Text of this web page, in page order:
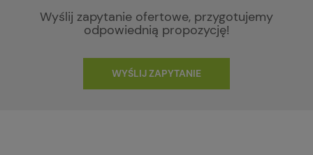
Wyślij zapytanie ofertowe, przygotujemy
odpowiednią propozycję!
WYŚLIJ ZAPYTANIE